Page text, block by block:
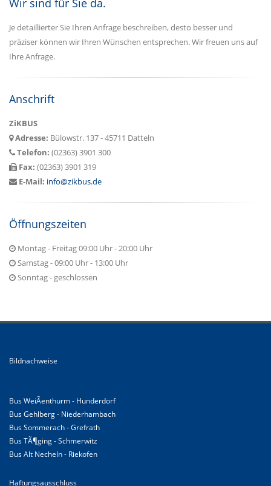
Je detaillierter Sie Ihren Anfrage beschreiben, desto besser und
präziser können wir Ihren Wünschen entsprechen. Wir freuen uns auf
Ihre Anfrage.
Anschrift
ZiKBUS
Adresse: Bülowstr. 137 - 45711 Datteln
Telefon: (02363) 3901 300
Fax: (02363) 3901 319
E-Mail: info@zikbus.de
Öffnungszeiten
Montag - Freitag 09:00 Uhr - 20:00 Uhr
Samstag - 09:00 Uhr - 13:00 Uhr
Sonntag - geschlossen
Bildnachweise
Bus WeiÃenthurm - Hunderdorf
Bus Gehlberg - Niederhambach
Bus Sommerach - Grefrath
Bus TÃ¶ging - Schmerwitz
Bus Alt Necheln - Riekofen
Haftungsausschluss